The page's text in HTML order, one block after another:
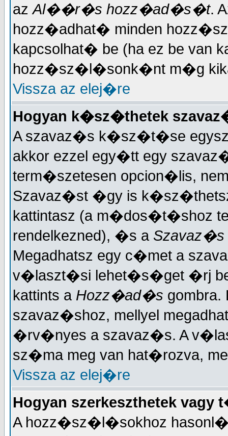
azAl��r�s hozz�ad�s�t.
hozz�adhat� minden
kapcsolhat� be (ha ez be van
hozz�sz�l�sonk�nt m�g
Vissza az elej�re
Hogyan k�sz�thetek
A szavaz�s k�sz�t�se
akkor ezzel egy�tt egy
term�szetesen opcion�lis,
Szavaz�st �gy is
kattintasz (a m�dos�t�shoz
rendelkezned), �s a
Megadhatsz egy c�met a
v�laszt�si lehet�s�get �rj
kattints a Hozz�ad�s
szavaz�shoz, mellyel
�rv�nyes a szavaz�s. A
sz�ma meg van hat�rozva,
Vissza az elej�re
Hogyan szerkeszthetek
A hozz�sz�l�sokhoz